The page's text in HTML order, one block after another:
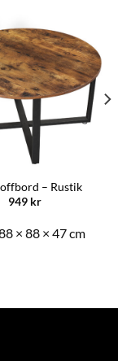
– Rustik
949 kr
× 88 × 47 cm